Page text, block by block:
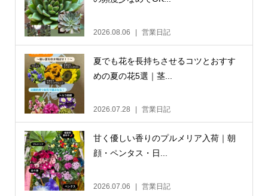
2026.08.06 営業日記
夏でも花を長持ちさせるコツとおすす
めの夏の花5選｜茎...
2026.07.28 営業日記
甘く優しい香りのプルメリア入荷｜朝
顔・ペンタス・日...
2026.07.06 営業日記